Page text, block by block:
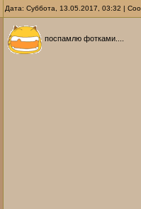
Дата: Суббота, 13.05.2017, 03:32 |
поспамлю фотками....